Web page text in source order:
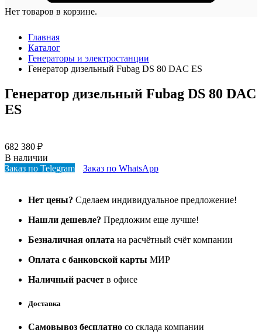
Нет товаров в корзине.
Главная
Каталог
Генераторы и электростанции
Генератор дизельный Fubag DS 80 DAC ES
Генератор дизельный Fubag DS 80 DAC
ES
682 380 ₽
В наличии
Заказ по Telegram
Заказ по WhatsApp
Нет цены? Сделаем индивидуальное предложение!
Нашли дешевле? Предложим еще лучше!
Безналичная оплата на расчётный счёт компании
Оплата с банковской карты МИР
Наличный расчет в офисе
Доставка
Самовывоз бесплатно со склада компании